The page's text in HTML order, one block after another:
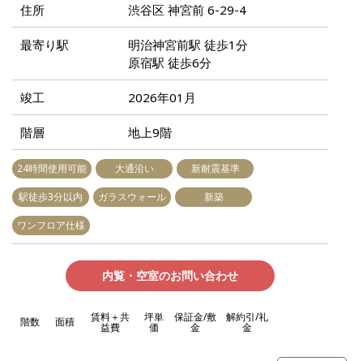
住所 渋谷区 神宮前 6-29-4
最寄り駅
明治神宮前駅 徒歩1分
原宿駅 徒歩6分
竣工 2026年01月
階層 地上9階
24時間使用可能 大通沿い 新耐震基準
駅徒歩3分以内 ガラスウォール 新築
ワンフロア仕様
内覧・空室のお問い合わせ
階数 面積 賃料＋共
益費
坪単
価
保証金/敷
金
解約引/礼
金